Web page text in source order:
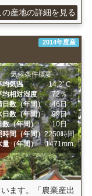
の産地の詳細を見る
2014年度産
気候条件概要
均気温
14.2ﾟC
均相対湿度
72％
日数（年間）
46日
日数（年間）
99日
数（年間）
10日
時間（年間）2250時間
量（年間）
1471mm
ます。「農業産出